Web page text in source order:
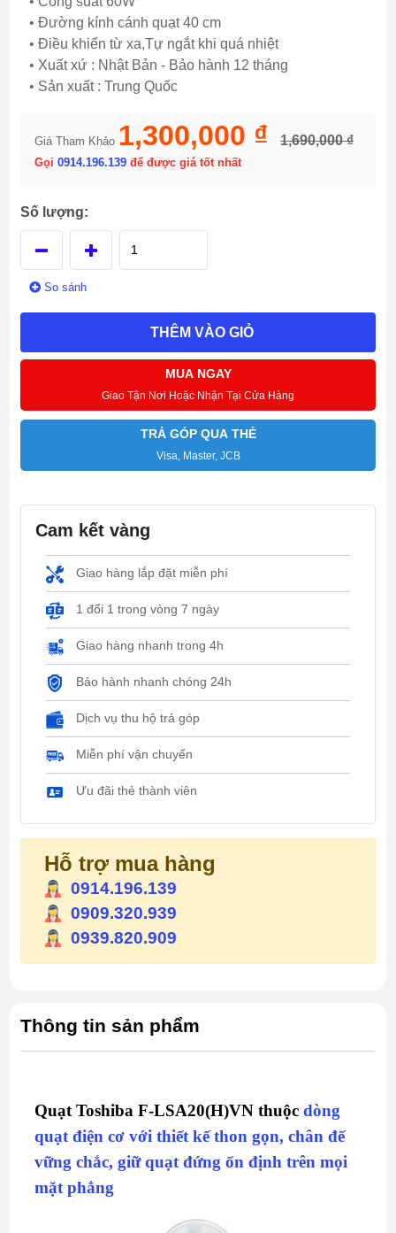
• Đường kính cánh quạt 40 cm
• Điều khiển từ xa,Tự ngắt khi quá nhiệt
• Xuất xứ : Nhật Bản - Bảo hành 12 tháng
• Sản xuất : Trung Quốc
Giá Tham Khảo 1,300,000 ₫ 1,690,000 ₫
Gọi0914.196.139để được giá tốt nhất
Số lượng:
So sánh
THÊM VÀO GIỎ
MUA NGAY
Giao Tận Nơi Hoặc Nhận Tại Cửa Hàng
TRẢ GÓP QUA THẺ
Visa, Master, JCB
Cam kết vàng
Giao hàng lắp đặt miễn phí
1 đổi 1 trong vòng 7 ngày
Giao hàng nhanh trong 4h
Bảo hành nhanh chóng 24h
Dịch vụ thu hộ trả góp
Miễn phí vận chuyển
Ưu đãi thẻ thành viên
Hỗ trợ mua hàng
0914.196.139
0909.320.939
0939.820.909
Thông tin sản phẩm
Quạt Toshiba F-LSA20(H)VN thuộcdòng
quạt điện cơ với thiết kế thon gọn, chân đế
vững chắc, giữ quạt đứng ổn định trên mọi
mặt phẳng